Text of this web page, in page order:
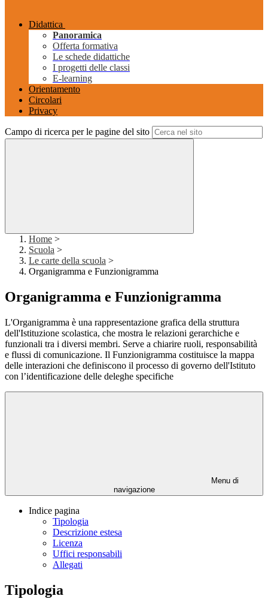
Didattica
Panoramica
Offerta formativa
Le schede didattiche
I progetti delle classi
E-learning
Orientamento
Circolari
Privacy
Campo di ricerca per le pagine del sito
Home >
Scuola >
Le carte della scuola >
Organigramma e Funzionigramma
Organigramma e Funzionigramma
L'Organigramma è una rappresentazione grafica della struttura
dell'Istituzione scolastica, che mostra le relazioni gerarchiche e
funzionali tra i diversi membri. Serve a chiarire ruoli, responsabilità
e flussi di comunicazione. Il Funzionigramma costituisce la mappa
delle interazioni che definiscono il processo di governo dell'Istituto
con l’identificazione delle deleghe specifiche
Menu di
navigazione
Indice pagina
Tipologia
Descrizione estesa
Licenza
Uffici responsabili
Allegati
Tipologia